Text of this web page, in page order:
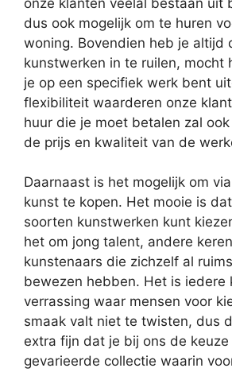
dus ook mogelijk om te huren
woning. Bovendien heb je altijd
kunstwerken in te ruilen, mocht
je op een specifiek werk bent
flexibiliteit waarderen onze
huur die je moet betalen zal
de prijs en kwaliteit van de
Daarnaast is het mogelijk om
kunst te kopen. Het mooie is
soorten kunstwerken kunt
het om jong talent, andere
kunstenaars die zichzelf al
bewezen hebben. Het is iedere
verrassing waar mensen voor
smaak valt niet te twisten, dus
extra fijn dat je bij ons de
gevarieerde collectie waarin